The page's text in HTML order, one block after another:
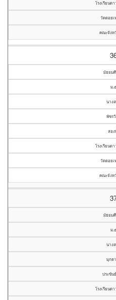
โรงเรียนด
วัดดอยเ
คณะจังห
มัธยม
ม.
นาง
พัชร
สอง
โรงเรียนด
วัดดอยเ
คณะจังห
มัธยม
ม.
นาง
มุกด
ประขัน
โรงเรียนด